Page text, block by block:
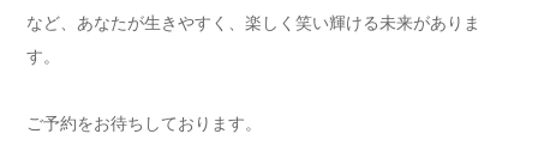
など、あなたが生きやすく、楽しく笑い輝ける未来がありま
す。
ご予約をお待ちしております。